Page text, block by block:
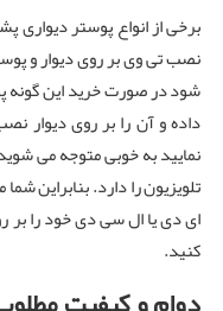
برخی از انواع پوستر
نصب تی وی بر روی دیوار و
شود در صورت خرید این گونه
داده و آن را بر روی دیوار
نمایید به خوبی متوجه می
تلویزیون را دارد. بنابراین
ای دی یا ال سی دی خود را
کنید.